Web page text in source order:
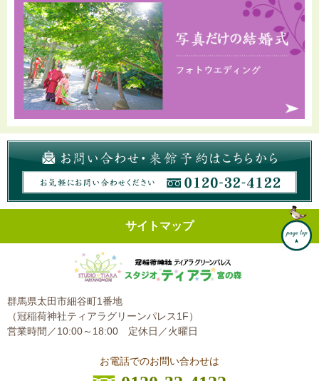
サイトマップ
群馬県太田市細谷町1番地
（冠稲荷神社ティアラグリーンパレス1F）
営業時間／10:00～18:00 定休日／火曜日
お電話でのお問い合わせは